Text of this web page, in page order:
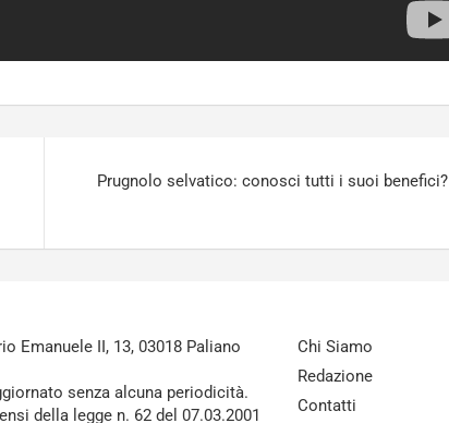
Prugnolo selvatico: conosci tutti i suoi benefici?
Emanuele II, 13, 03018 Paliano
senza alcuna periodicità.
della legge n. 62 del 07.03.2001
Chi Siamo
Redazione
Contatti